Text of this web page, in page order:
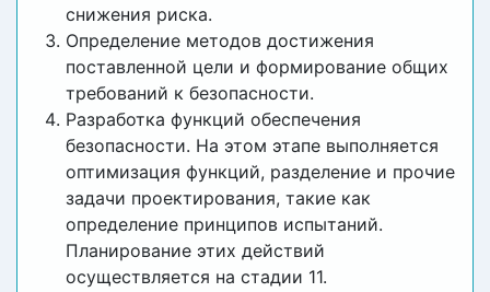
снижения риска.
Определение методов достижения
поставленной цели и формирование общих
требований к безопасности.
Разработка функций обеспечения
безопасности. На этом этапе выполняется
оптимизация функций, разделение и прочие
задачи проектирования, такие как
определение принципов испытаний.
Планирование этих действий
осуществляется на стадии 11.